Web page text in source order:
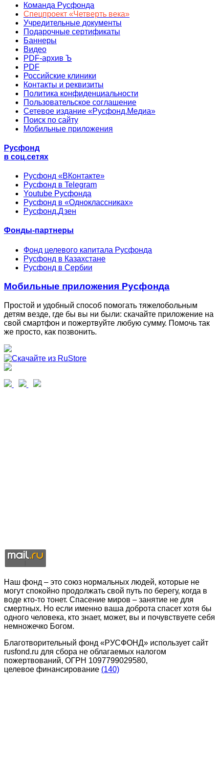
Команда Русфонда
Спецпроект «Четверть века»
Учредительные документы
Подарочные сертификаты
Баннеры
Видео
PDF-архив Ъ
PDF
Российские клиники
Контакты и реквизиты
Политика конфиденциальности
Пользовательское соглашение
Сетевое издание «Русфонд.Медиа»
Поиск по сайту
Мобильные приложения
Русфонд
в соц.сетях
Русфонд «ВКонтакте»
Русфонд в Telegram
Youtube Русфонда
Русфонд в «Одноклассниках»
Русфонд.Дзен
Фонды-партнеры
Фонд целевого капитала Русфонда
Русфонд в Казахстане
Русфонд в Сербии
Мобильные приложения Русфонда
Простой и удобный способ помогать тяжелобольным
детям везде, где бы вы ни были: скачайте приложение на
свой смартфон и пожертвуйте любую сумму. Помочь так
же просто, как позвонить.
Наш фонд – это союз нормальных людей, которые не
могут спокойно продолжать свой путь по берегу, когда в
воде кто-то тонет. Спасение миров – занятие не для
смертных. Но если именно ваша доброта спасет хотя бы
одного человека, кто знает, может, вы и почувствуете себя
немножечко Богом.
Благотворительный фонд «РУСФОНД» использует сайт
rusfond.ru для сбора не облагаемых налогом
пожертвований, ОГРН 1097799029580,
целевое финансирование (140)